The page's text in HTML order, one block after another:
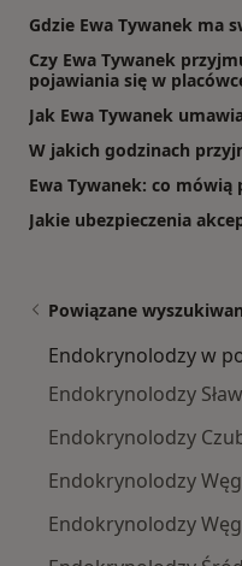
Gdzie Ewa Tywanek ma
Czy Ewa Tywanek
pojawiania się w
Jak Ewa Tywanek
W jakich godzinach
Ewa Tywanek: co mówią
Jakie ubezpieczenia
Powiązane
Endokrynolodzy w
Endokrynolodzy
Endokrynolodzy
Endokrynolodzy
Endokrynolodzy